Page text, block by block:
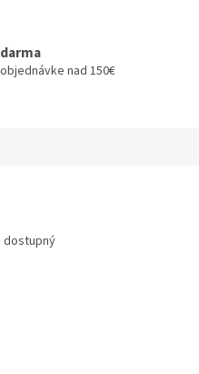
nad 150€
dostupný